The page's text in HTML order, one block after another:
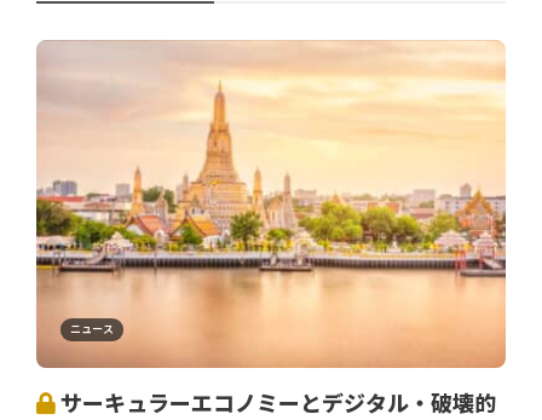
ニュース
サーキュラーエコノミーとデジタル・破壊的